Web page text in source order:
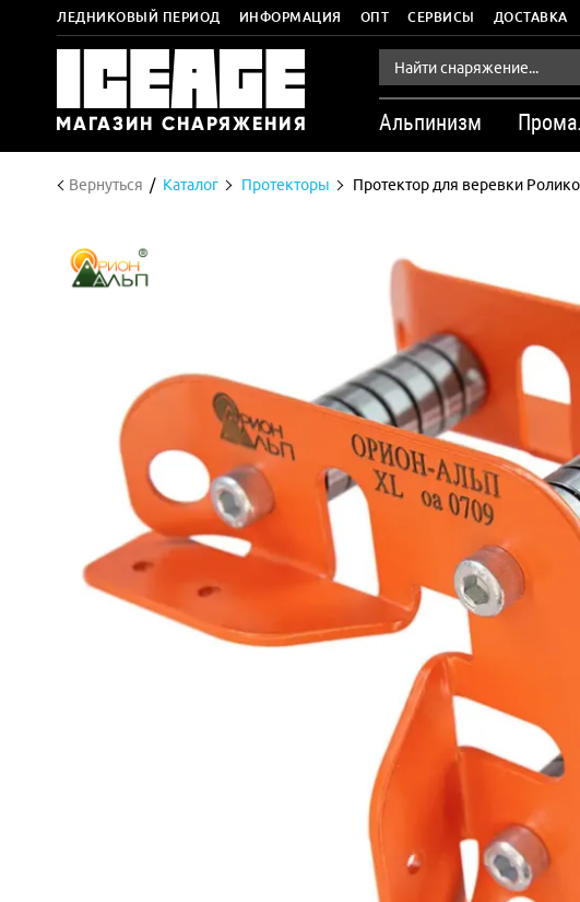
ЛЕДНИКОВЫЙ ПЕРИОД ИНФОРМАЦИЯ ОПТ СЕРВИСЫ ДОСТАВКА
Альпинизм
Вернуться Каталог Протекторы Протектор для веревки